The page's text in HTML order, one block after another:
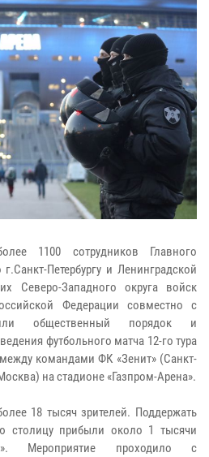
1100 сотрудников Главного
Петербургу и Ленинградской
Северо-Западного округа войск
Федерации совместно с
общественный порядок и
футбольного матча 12-го тура
командами ФК «Зенит» (Санкт-
на стадионе «Газпром-Арена».
18 тысяч зрителей. Поддержать
столицу прибыли около 1 тысячи
Мероприятие проходило с